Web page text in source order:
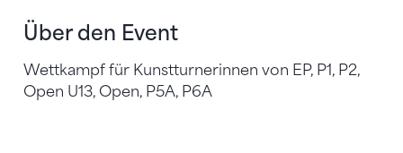
Über den Event
Wettkampf für Kunstturnerinnen von EP, P1, P2,
Open U13, Open, P5A, P6A